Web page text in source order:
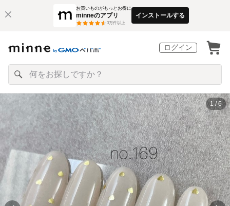
お買いものがもっとお得に
minneのアプリ
3万件以上
インストールする
ログイン
1 / 6